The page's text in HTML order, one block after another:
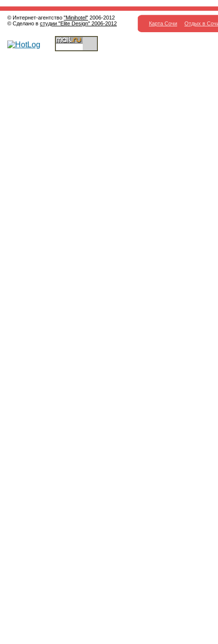
© Интернет-агентство "Minihotel" 2006-2012
© Сделано в студии "Elite Design" 2006-2012 Карта Сочи Отдых в